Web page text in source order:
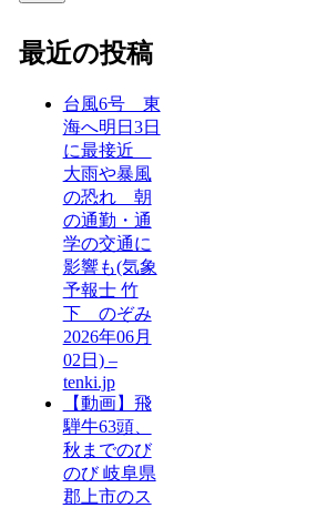
最近の投稿
台風6号 東
海へ明日3日
に最接近
大雨や暴風
の恐れ 朝
の通勤・通
学の交通に
影響も(気象
予報士 竹
下 のぞみ
2026年06月
02日) –
tenki.jp
【動画】飛
騨牛63頭、
秋までのび
のび 岐阜県
郡上市のス